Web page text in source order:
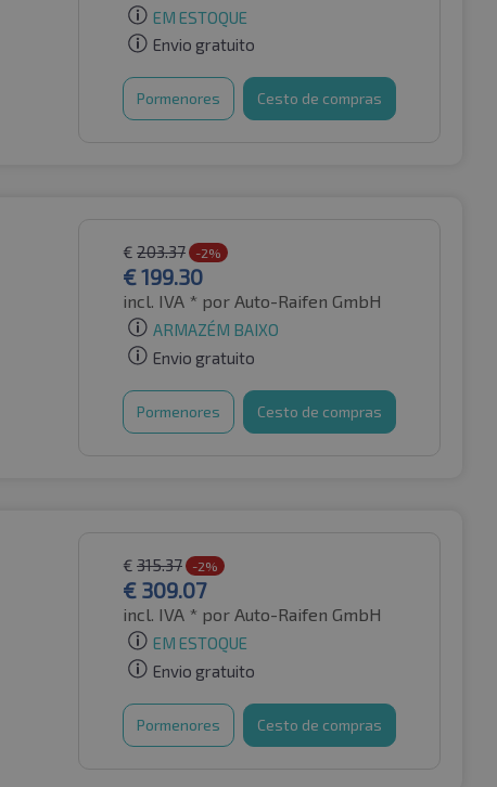
EM ESTOQUE
Envio gratuito
Pormenores Cesto de compras
€ 203.37 -2%
€199.30
incl. IVA * por Auto-Raifen GmbH
ARMAZÉM BAIXO
Envio gratuito
Pormenores Cesto de compras
€ 315.37 -2%
€ 309.07
incl. IVA * por Auto-Raifen GmbH
EM ESTOQUE
Envio gratuito
Pormenores Cesto de compras